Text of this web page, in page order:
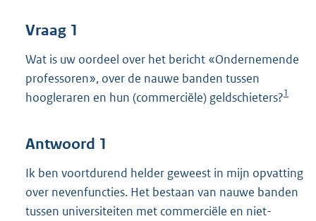
Vraag 1
Wat is uw oordeel over het bericht «Ondernemende
professoren», over de nauwe banden tussen
hoogleraren en hun (commerciële) geldschieters?1
Antwoord 1
Ik ben voortdurend helder geweest in mijn opvatting
over nevenfuncties. Het bestaan van nauwe banden
tussen universiteiten met commerciële en niet-